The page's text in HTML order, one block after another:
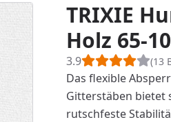
TRIXIE
Holz 65-
3.9 (13
Das flexible
Gitterstäben bietet
rutschfeste